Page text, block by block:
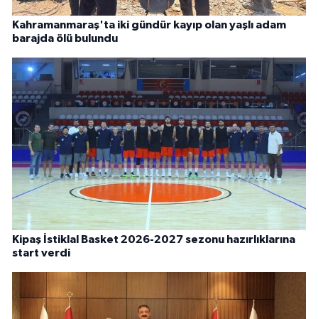
Kahramanmaraş'ta iki gündür kayıp olan yaşlı adam
barajda ölü bulundu
Kipaş İstiklal Basket 2026-2027 sezonu hazırlıklarına
start verdi